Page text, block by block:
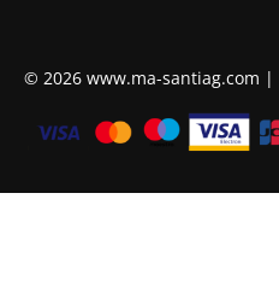
© 2026 www.ma-santiag.com |